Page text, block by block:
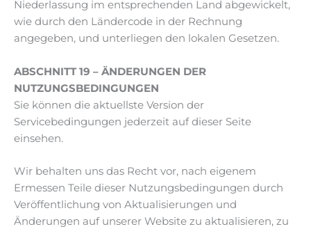
Niederlassung im entsprechenden Land abgewickelt,
wie durch den Ländercode in der Rechnung
angegeben, und unterliegen den lokalen Gesetzen.
ABSCHNITT 19 – ÄNDERUNGEN DER
NUTZUNGSBEDINGUNGEN
Sie können die aktuellste Version der
Servicebedingungen jederzeit auf dieser Seite
einsehen.
Wir behalten uns das Recht vor, nach eigenem
Ermessen Teile dieser Nutzungsbedingungen durch
Veröffentlichung von Aktualisierungen und
Änderungen auf unserer Website zu aktualisieren, zu